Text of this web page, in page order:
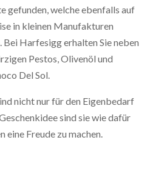
gefunden, welche ebenfalls auf
in kleinen Manufakturen
Harfesigg erhalten Sie neben
Pestos, Olivenöl und
Del Sol.
nicht nur für den Eigenbedarf
sind sie wie dafür
eine Freude zu machen.